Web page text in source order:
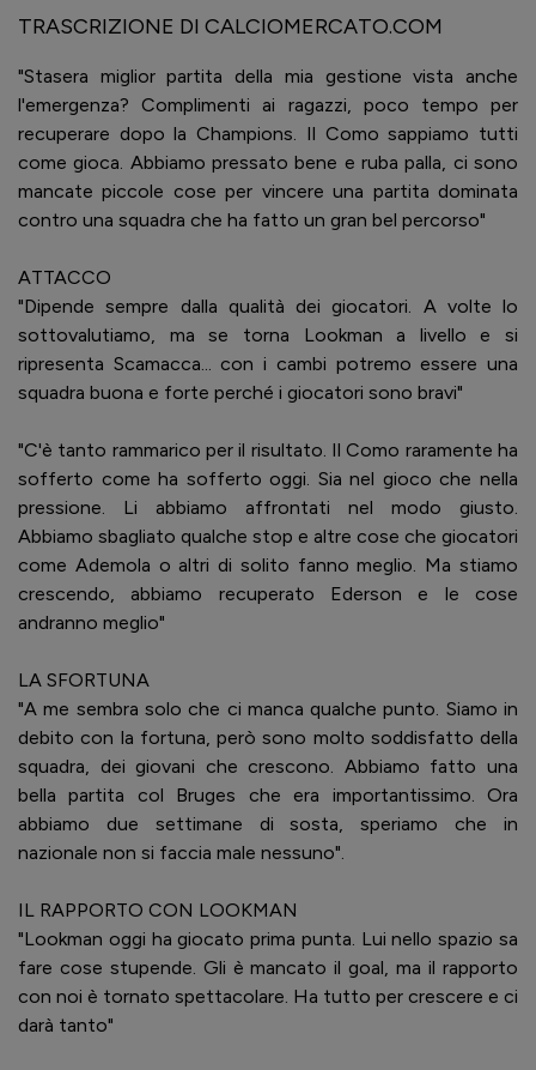
TRASCRIZIONE DI CALCIOMERCATO.COM
"Stasera miglior partita della mia gestione vista anche
l'emergenza? Complimenti ai ragazzi, poco tempo per
recuperare dopo la Champions. Il Como sappiamo tutti
come gioca. Abbiamo pressato bene e ruba palla, ci sono
mancate piccole cose per vincere una partita dominata
contro una squadra che ha fatto un gran bel percorso"
ATTACCO
"Dipende sempre dalla qualità dei giocatori. A volte lo
sottovalutiamo, ma se torna Lookman a livello e si
ripresenta Scamacca... con i cambi potremo essere una
squadra buona e forte perché i giocatori sono bravi"
"C'è tanto rammarico per il risultato. Il Como raramente ha
sofferto come ha sofferto oggi. Sia nel gioco che nella
pressione. Li abbiamo affrontati nel modo giusto.
Abbiamo sbagliato qualche stop e altre cose che giocatori
come Ademola o altri di solito fanno meglio. Ma stiamo
crescendo, abbiamo recuperato Ederson e le cose
andranno meglio"
LA SFORTUNA
"A me sembra solo che ci manca qualche punto. Siamo in
debito con la fortuna, però sono molto soddisfatto della
squadra, dei giovani che crescono. Abbiamo fatto una
bella partita col Bruges che era importantissimo. Ora
abbiamo due settimane di sosta, speriamo che in
nazionale non si faccia male nessuno".
IL RAPPORTO CON LOOKMAN
"Lookman oggi ha giocato prima punta. Lui nello spazio sa
fare cose stupende. Gli è mancato il goal, ma il rapporto
con noi è tornato spettacolare. Ha tutto per crescere e ci
darà tanto"